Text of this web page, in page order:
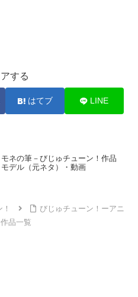
する
はてブ LINE
ネの筆－びじゅチューン！作品
デル（元ネタ）・動画
びじゅチューン！ーアニ
品一覧